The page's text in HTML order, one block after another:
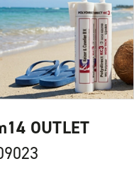
OUTLET